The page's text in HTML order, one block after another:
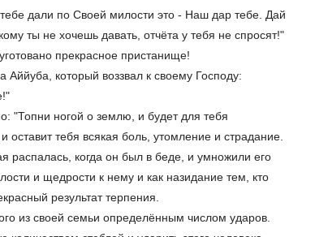
дали по Своей милости это - Наш дар тебе. Дай
ты не хочешь давать, отчёта у тебя не спросят!"
прекрасное пристанище!
который воззвал к своему Господу:
"Топни ногой о землю, и будет для тебя
тебя всякая боль, утомление и страдание.
распалась, когда он был в беде, и умножили его
и щедрости к нему и как назидание тем, кто
результат терпения.
из своей семьи определённым числом ударов.